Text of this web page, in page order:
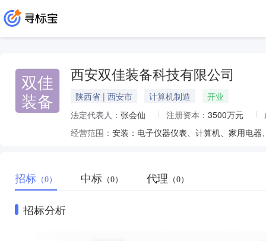
双佳
装备
西安双佳装备科技有限公司
陕西省 | 西安市 计算机制造
开业
法定代表人： 张会仙 注册资本： 3500万元
经营范围：
招标 （0） 中标 （0） 代理 （0）
招标分析